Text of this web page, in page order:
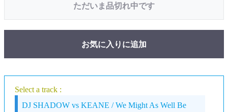
ただいま品切れ中です
お気に入りに追加
Select a track :
DJ SHADOW vs KEANE / We Might As Well Be